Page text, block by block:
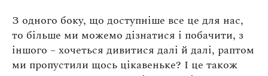
З одного боку, що доступніше все це для нас,
то більше ми можемо дізнатися і побачити, з
іншого – хочеться дивитися далі й далі, раптом
ми пропустили щось цікавеньке? І це також